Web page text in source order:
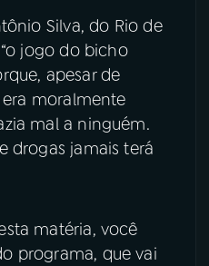
Silva, do Rio de
jogo do bicho
apesar de
moralmente
mal a ninguém.
drogas jamais terá
matéria, você
programa, que vai